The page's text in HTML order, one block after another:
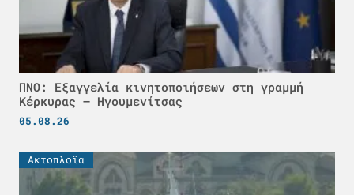
ΠΝΟ: Εξαγγελία κινητοποιήσεων στη γραμμή
Κέρκυρας – Ηγουμενίτσας
05.08.26
Ακτοπλοϊα